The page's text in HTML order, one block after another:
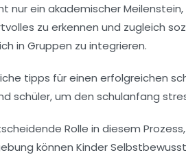
nur ein akademischer
zu erkennen und zugleich
in Gruppen zu integrieren.
Rolle in diesem
können Kinder